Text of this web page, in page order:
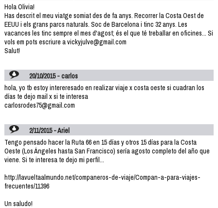
Hola Olivia!
Has descrit el meu viatge somiat des de fa anys. Recorrer la Costa Oest de
EEUU i els grans parcs naturals. Soc de Barcelona i tinc 32 anys. Les
vacances les tinc sempre el mes d'agost; és el que té treballar en oficines... Si
vols em pots escriure a vickyjulve@gmail.com
Salut!
20/10/2015 - carlos
hola, yo tb estoy intereresado en realizar viaje x costa oeste si cuadran los
días te dejo mail x si te interesa
carlosrodes75@gmail.com
2/11/2015 - Ariel
Tengo pensado hacer la Ruta 66 en 15 días y otros 15 días para la Costa
Oeste (Los Ángeles hasta San Francisco) sería agosto completo del año que
viene. Si te interesa te dejo mi perfil...
http://lavueltaalmundo.net/companeros-de-viaje/Compan-a-para-viajes-
frecuentes/11396
Un saludo!